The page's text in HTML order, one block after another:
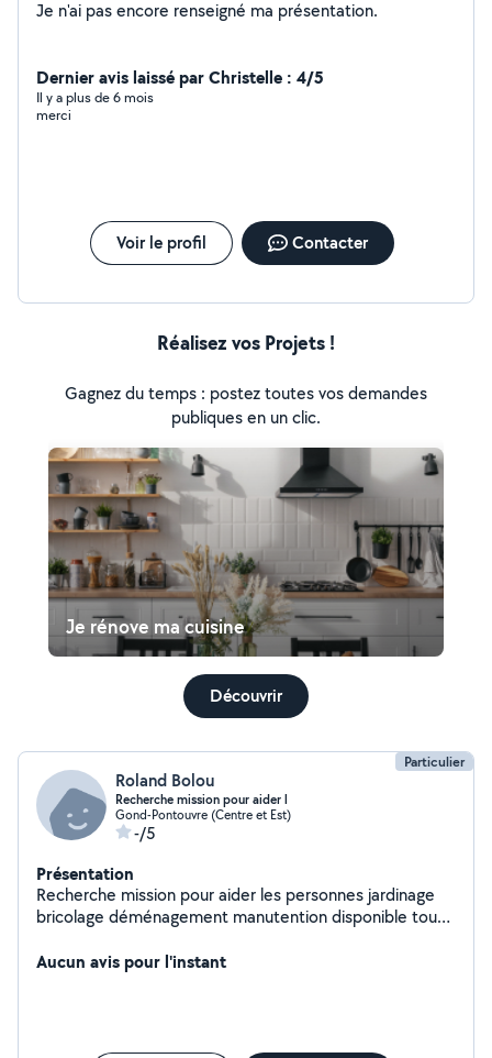
Je n'ai pas encore renseigné ma présentation.
Dernier avis laissé par Christelle : 4/5
Il y a plus de 6 mois
merci
Voir le profil Contacter
Réalisez vos Projets !
Gagnez du temps : postez toutes vos demandes
publiques en un clic.
Je rénove ma cuisine
Découvrir
Particulier
Roland Bolou
Recherche mission pour aider l
Gond-Pontouvre (Centre et Est)
-/5
Présentation
Recherche mission pour aider les personnes jardinage
bricolage déménagement manutention disponible tous
Aucun avis pour l'instant